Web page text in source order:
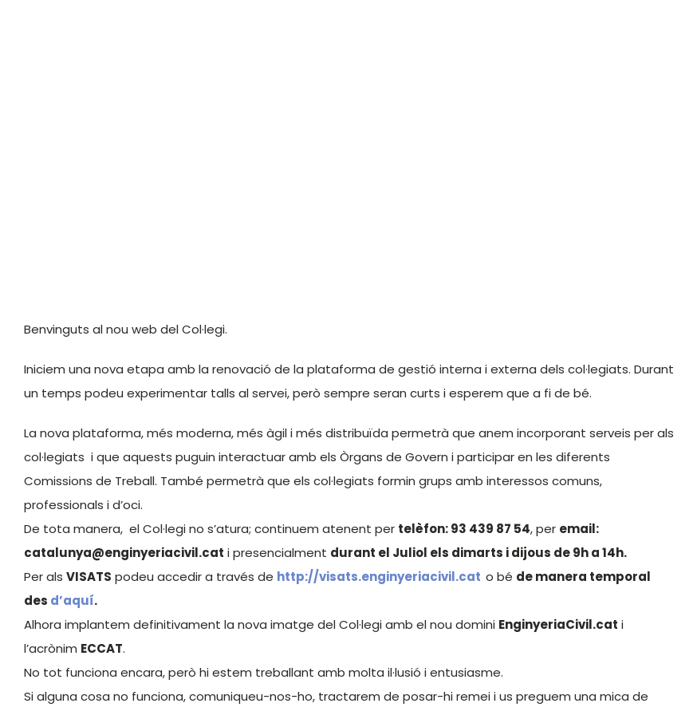
Benvinguts al nou web del Col·legi.
Iniciem una nova etapa amb la renovació de la plataforma de gestió interna i externa dels col·legiats. Durant
un temps podeu experimentar talls al servei, però sempre seran curts i esperem que a fi de bé.
La nova plataforma, més moderna, més àgil i més distribuïda permetrà que anem incorporant serveis per als
col·legiats i que aquests puguin interactuar amb els Òrgans de Govern i participar en les diferents
Comissions de Treball. També permetrà que els col·legiats formin grups amb interessos comuns,
professionals i d’oci.
De tota manera, el Col·legi no s’atura; continuem atenent per telèfon: 93 439 87 54, per email:
catalunya@enginyeriacivil.cat i presencialment durant el Juliol els dimarts i dijous de 9h a 14h.
Per als VISATS podeu accedir a través de http://visats.enginyeriacivil.cat o bé de manera temporal
des d’aquí.
Alhora implantem definitivament la nova imatge del Col·legi amb el nou domini EnginyeriaCivil.cat i
l’acrònim ECCAT.
No tot funciona encara, però hi estem treballant amb molta il·lusió i entusiasme.
Si alguna cosa no funciona, comuniqueu-nos-ho, tractarem de posar-hi remei i us preguem una mica de